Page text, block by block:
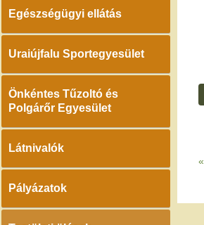
Egészségügyi ellátás
Uraiújfalu Sportegyesület
Önkéntes Tűzoltó és
Polgárőr Egyesület
Látnivalók
Pályázatok
«